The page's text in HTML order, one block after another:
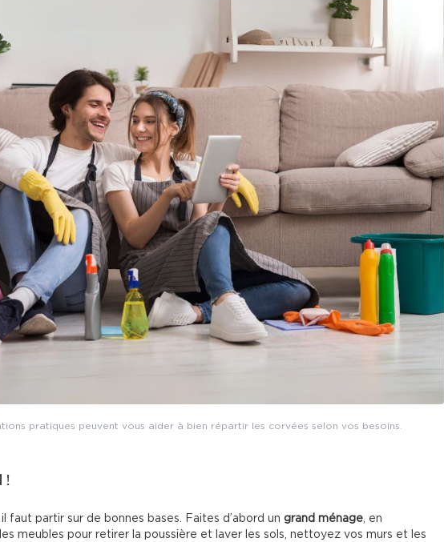
pratiques peuvent vous aider à bien répartir les corvées selon vos besoins.
!
faut partir sur de bonnes bases. Faites d’abord un grand ménage, en
meubles pour retirer la poussière et laver les sols, nettoyez vos murs et les